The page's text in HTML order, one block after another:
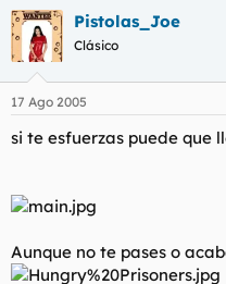
Pistolas_Joe
Clásico
17 Ago 2005
si te esfuerzas puede que
Aunque no te pases o